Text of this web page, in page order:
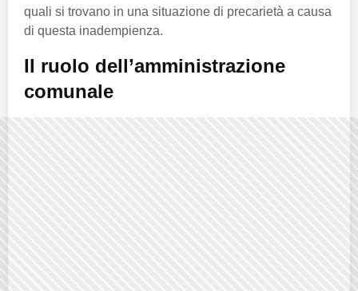
quali si trovano in una situazione di precarietà a causa
di questa inadempienza.
Il ruolo dell’amministrazione
comunale